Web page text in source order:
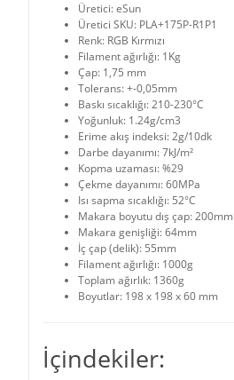
Üretici: eSun
Üretici SKU: PLA+175P-R1P1
Renk: RGB Kırmızı
Filament ağırlığı: 1Kg
Çap: 1,75 mm
Tolerans: +-0,05mm
Baskı sıcaklığı: 210-230°C
Yoğunluk: 1.24g/cm3
Erime akış indeksi: 2g/10dk
Darbe dayanımı: 7kJ/m²
Kopma uzaması: %29
Çekme dayanımı: 60MPa
Isı sapma sıcaklığı: 52°C
Makara boyutu dış çap: 200mm
Makara genişliği: 64mm
İç çap (delik): 55mm
Filament ağırlığı: 1000g
Toplam ağırlık: 1360g
Boyutlar: 198 x 198 x 60 mm
İçindekiler: